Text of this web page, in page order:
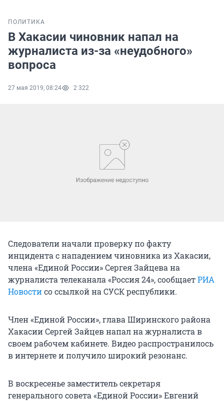
ПОЛИТИКА
В Хакасии чиновник напал на
журналиста из-за «неудобного»
вопроса
27 мая 2019, 08:24 2 322
Следователи начали проверку по факту
инцидента с нападением чиновника из Хакасии,
члена «Единой России» Сергея Зайцева на
журналиста телеканала «Россия 24», сообщаетРИА
Новостисо ссылкой на СУСК республики.
Член «Единой России», глава Ширинского района
Хакасии Сергей Зайцев напал на журналиста в
своем рабочем кабинете. Видео распространилось
в интернете и получило широкий резонанс.
В воскресенье заместитель секретаря
генерального совета «Единой России» Евгений